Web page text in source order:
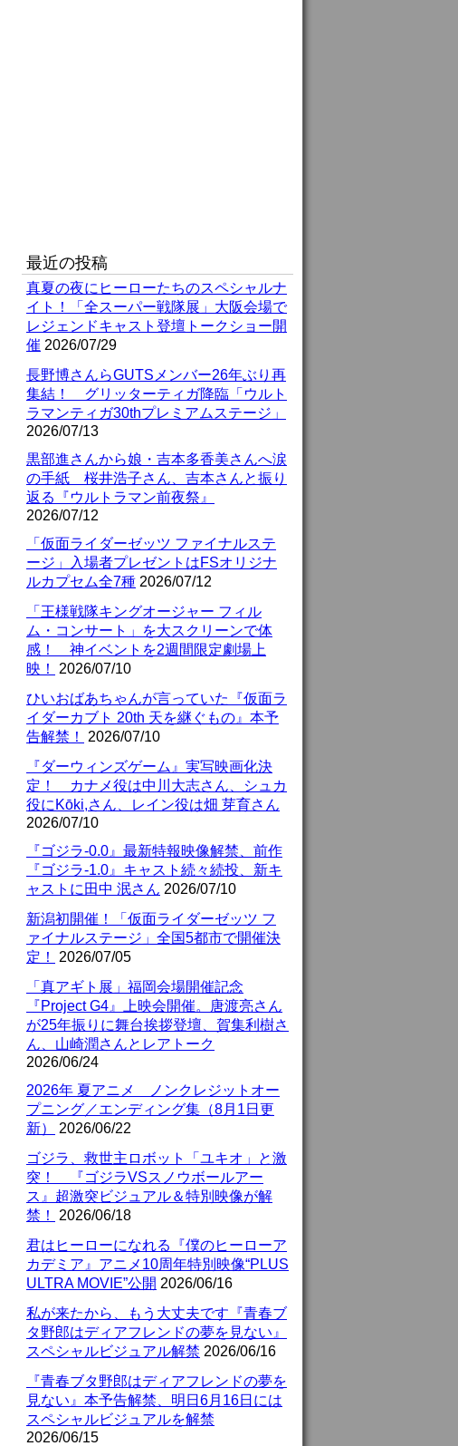
最近の投稿
真夏の夜にヒーローたちのスペシャルナ
イト！「全スーパー戦隊展」大阪会場で
レジェンドキャスト登壇トークショー開
催 2026/07/29
長野博さんらGUTSメンバー26年ぶり再
集結！ グリッターティガ降臨「ウルト
ラマンティガ30thプレミアムステージ」
2026/07/13
黒部進さんから娘・吉本多香美さんへ涙
の手紙 桜井浩子さん、吉本さんと振り
返る『ウルトラマン前夜祭』
2026/07/12
「仮面ライダーゼッツ ファイナルステ
ージ」入場者プレゼントはFSオリジナ
ルカプセム全7種 2026/07/12
「王様戦隊キングオージャー フィル
ム・コンサート」を大スクリーンで体
感！ 神イベントを2週間限定劇場上
映！
2026/07/10
ひいおばあちゃんが言っていた『仮面ラ
イダーカブト 20th 天を継ぐもの』本予
告解禁！
2026/07/10
『ダーウィンズゲーム』実写映画化決
定！ カナメ役は中川大志さん、シュカ
役にKōki,さん、レイン役は畑 芽育さん
2026/07/10
『ゴジラ-0.0』最新特報映像解禁、前作
『ゴジラ-1.0』キャスト続々続投、新キ
ャストに田中 泯さん 2026/07/10
新潟初開催！「仮面ライダーゼッツ フ
ァイナルステージ」全国5都市で開催決
定！
2026/07/05
「真アギト展」福岡会場開催記念
『Project G4』上映会開催。唐渡亮さん
が25年振りに舞台挨拶登壇、賀集利樹さ
ん、山崎潤さんとレアトーク
2026/06/24
2026年 夏アニメ ノンクレジットオー
プニング／エンディング集（8月1日更
新）
2026/06/22
ゴジラ、救世主ロボット「ユキオ」と激
突！ 『ゴジラVSスノウボールアー
ス』超激突ビジュアル＆特別映像が解
禁！
2026/06/18
君はヒーローになれる『僕のヒーローア
カデミア』アニメ10周年特別映像“PLUS
ULTRA MOVIE”公開 2026/06/16
私が来たから、もう大丈夫です『青春ブ
タ野郎はディアフレンドの夢を見ない』
スペシャルビジュアル解禁 2026/06/16
『青春ブタ野郎はディアフレンドの夢を
見ない』本予告解禁、明日6月16日には
スペシャルビジュアルを解禁
2026/06/15